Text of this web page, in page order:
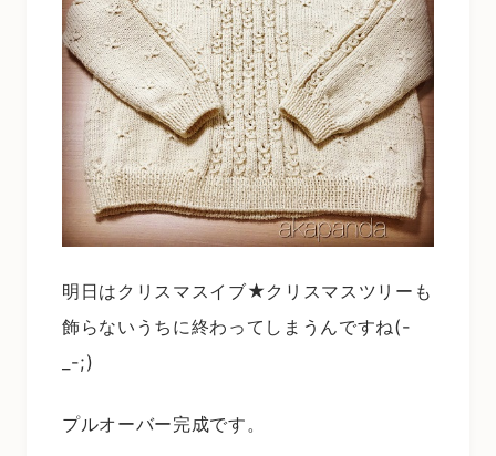
明日はクリスマスイブ★クリスマスツリーも
飾らないうちに終わってしまうんですね(-
_-;)
プルオーバー完成です。